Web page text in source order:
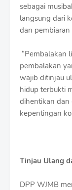
sebagai
langsung dari
dan pembiaran
“Pembalakan
pembalakan
wajib ditinjau
hidup terbukti
dihentikan dan
kepentingan
Tinjau Ulang
DPP WJMB